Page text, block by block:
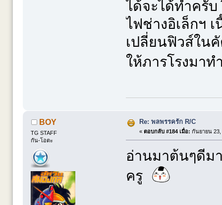
ได้จะได้ทำครับ
ไฟช่างอิเล็กฯ
เปลี่ยนฟิวส์ใน
ให้ภารโรงมา
BOY
TG STAFF
กัน-โอตะ
Re: พลพรรครัก R/C
« ตอบกลับ #184 เมื่อ: กันยายน 23,
อ่านมาต้นๆดีม
ครู